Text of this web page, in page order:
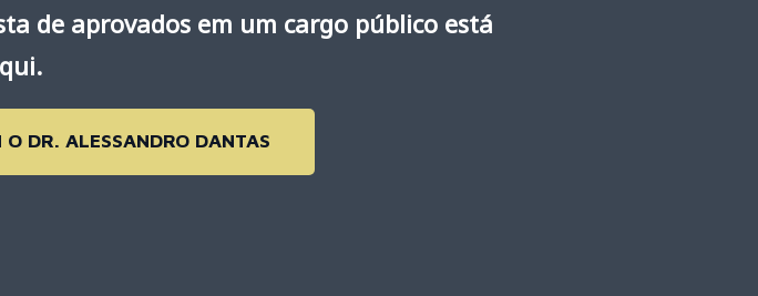
de aprovados em um cargo público está
DR. ALESSANDRO DANTAS